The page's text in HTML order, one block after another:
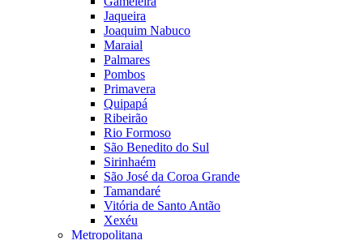
Jaqueira
Joaquim Nabuco
Maraial
Palmares
Pombos
Primavera
Quipapá
Ribeirão
Rio Formoso
São Benedito do Sul
Sirinhaém
São José da Coroa Grande
Tamandaré
Vitória de Santo Antão
Xexéu
Metropolitana